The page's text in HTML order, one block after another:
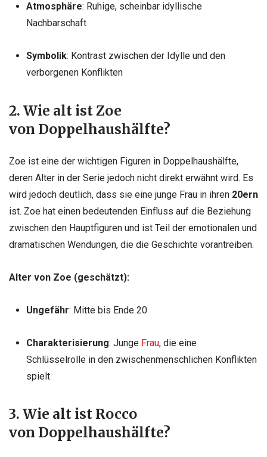
Atmosphäre: Ruhige, scheinbar idyllische
Nachbarschaft
Symbolik: Kontrast zwischen der Idylle und den
verborgenen Konflikten
2. Wie alt ist Zoe
von Doppelhaushälfte?
Zoe ist eine der wichtigen Figuren in Doppelhaushälfte,
deren Alter in der Serie jedoch nicht direkt erwähnt wird. Es
wird jedoch deutlich, dass sie eine junge Frau in ihren 20ern
ist. Zoe hat einen bedeutenden Einfluss auf die Beziehung
zwischen den Hauptfiguren und ist Teil der emotionalen und
dramatischen Wendungen, die die Geschichte vorantreiben.
Alter von Zoe (geschätzt):
Ungefähr: Mitte bis Ende 20
Charakterisierung: Junge Frau, die eine
Schlüsselrolle in den zwischenmenschlichen Konflikten
spielt
3. Wie alt ist Rocco
von Doppelhaushälfte?